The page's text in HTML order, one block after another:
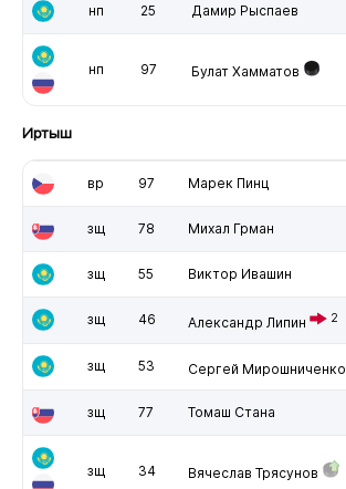
нп 25 Дамир Рыспаев
нп 97 Булат Хамматов
Иртыш
вр 97 Марек Пинц
зщ 78 Михал Грман
зщ 55 Виктор Ивашин
зщ 46 Александр Липин 2
зщ 53 Сергей Мирошниченко
зщ 77 Томаш Стана
зщ 34 Вячеслав Трясунов